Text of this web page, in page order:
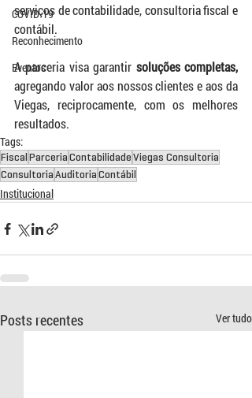
COVID-19
Reconhecimento
Eventos
serviços de contabilidade, consultoria fiscal e
contábil.
A parceria visa garantir soluções completas,
agregando valor aos nossos clientes e aos da
Viegas, reciprocamente, com os melhores
resultados.
Tags:
FiscalParceriaContabilidadeViegas Consultoria
ConsultoriaAuditoriaContábil
Institucional
Posts recentes Ver tudo